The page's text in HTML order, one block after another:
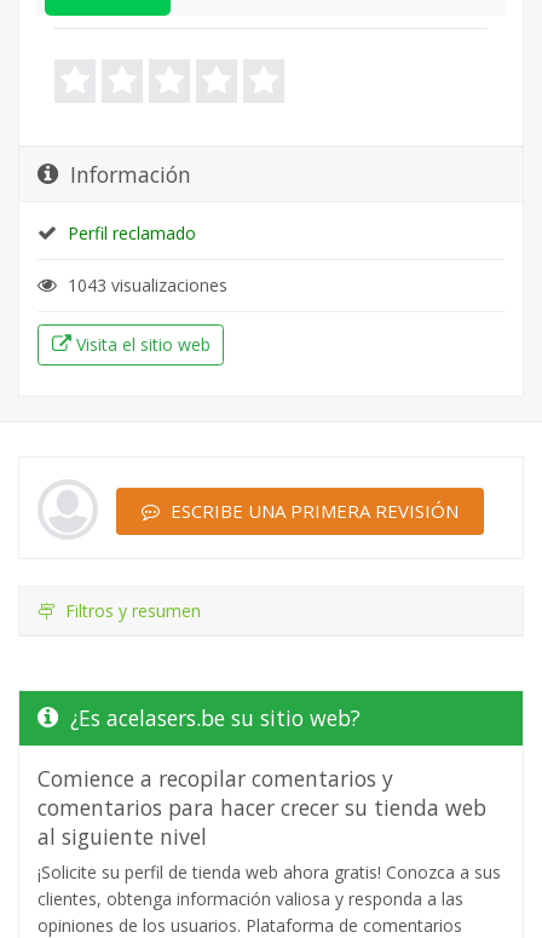
Información
Perfil reclamado
1043 visualizaciones
Visita el sitio web
ESCRIBE UNA PRIMERA REVISIÓN
Filtros y resumen
¿Es acelasers.be su sitio web?
Comience a recopilar comentarios y
comentarios para hacer crecer su tienda web
al siguiente nivel
¡Solicite su perfil de tienda web ahora gratis! Conozca a sus
clientes, obtenga información valiosa y responda a las
opiniones de los usuarios. Plataforma de comentarios